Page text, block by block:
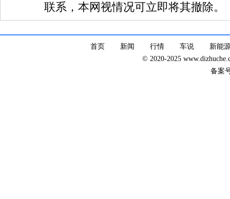
联系，本网视情况可立即将其撤除。
首页 新闻 行情 车说
新能
© 2020-2025
备案